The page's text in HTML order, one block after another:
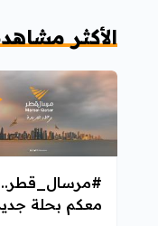
الأكثر
#مرسال_قطر..
معكم بحلة